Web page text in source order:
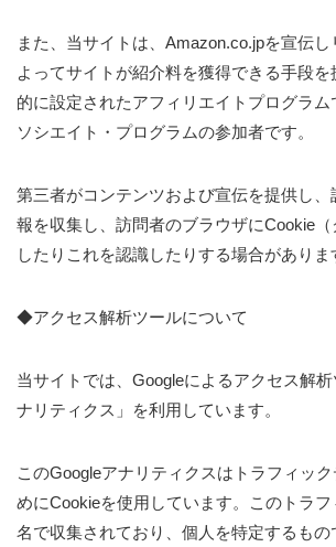
また、当サイトは、Amazon.co.jpを宣伝
よってサイトが紹介料を獲得できる手段を
的に設定されたアフィリエイトプログラ
ソシエイト・プログラムの参加者です。
第三者がコンテンツおよび宣伝を提供し
報を収集し、訪問者のブラウザにCookie
したりこれを認識したりする場合がありま
◆アクセス解析ツールについて
当サイトでは、Googleによるアクセス解
ナリティクス」を利用しています。
このGoogleアナリティクスはトラフィッ
めにCookieを使用しています。このトラ
名で収集されており、個人を特定するもの